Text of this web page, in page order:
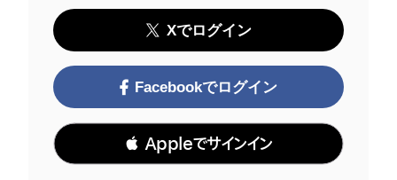
Xでログイン
Facebookでログイン
 Appleでサインイン